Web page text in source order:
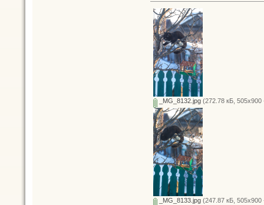
_MG_8132.jpg(272.78 кБ, 505x900
_MG_8133.jpg(247.87 кБ, 505x900